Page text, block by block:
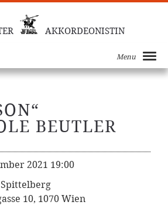
AKKORDEONISTIN
Menu
BEUTLER
2021 19:00
10, 1070 Wien